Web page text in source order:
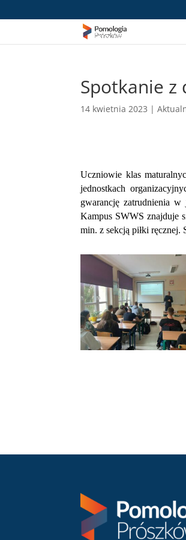
Spotkanie z
14 kwietnia 2023 |
Uczniowie klas
jednostkach
gwarancję zatrudnienia w
Kampus SWWS znajduje
min. z sekcją piłki